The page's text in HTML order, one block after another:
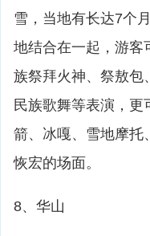
雪，当地有长达7个
地结合在一起，游客
族祭拜火神、祭敖包
民族歌舞等表演，
箭、冰嘎、雪地摩托
恢宏的场面。
8、华山